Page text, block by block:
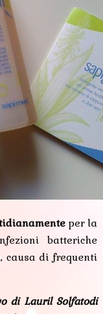
per la
batteriche
causa di frequenti
di Lauril Solfatodi